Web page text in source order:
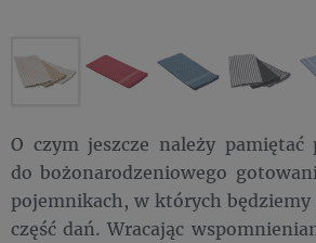
O czym jeszcze należy pamiętać
do bożonarodzeniowego
pojemnikach, w których
część dań. Wracając